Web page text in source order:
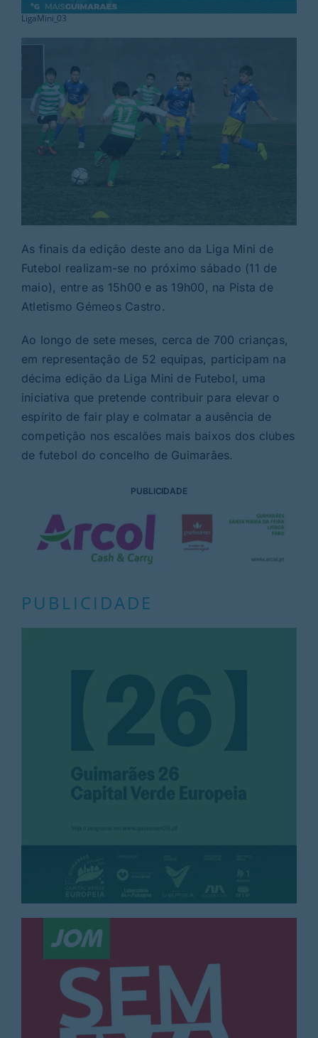
LigaMini_03
As finais da edição deste ano da Liga Mini de
Futebol realizam-se no próximo sábado (11 de
maio), entre as 15h00 e as 19h00, na Pista de
Atletismo Gémeos Castro.
Ao longo de sete meses, cerca de 700 crianças,
em representação de 52 equipas, participam na
décima edição da Liga Mini de Futebol, uma
iniciativa que pretende contribuir para elevar o
espírito de fair play e colmatar a ausência de
competição nos escalões mais baixos dos clubes
de futebol do concelho de Guimarães.
PUBLICIDADE
PUBLICIDADE